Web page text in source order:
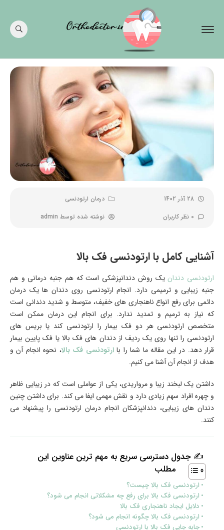
28 آذر 1402
درمان ارتودنسی
0 نظر کاربران
نوشته شده توسط admin
آشنایی کامل با ارتودنسی فک بالا
ارتودنسی دندانیک روش دندانپزشکی است که هم جنبه درمانی و هم
جنبه زیبایی و ترمیمی دارد. انجام ارتودنسی روی دندان ها یک درمان
دائمی برای رفع انواع ناهنجاری های خفیف، متوسط و شدید دندانی است
که نیاز به ترمیم و تمدید ندارد. برای انجام این درمان ممکن است
متخصص ارتودنسی هر دو فک بیمار را ارتودنسی کند یا بریس های
ارتودنسی را تنها روی یک ردیف از دندان های فک بالا یا فک پایین بیمار
قرار دهد. در این مقاله ما شما را باارتودنسی فک بالا، نحوه انجام آن و
هدف از انجام آن آشنا می کنیم.
داشتن یک لبخند زیبا و مرواریدی، یکی از عواملی است که در زیبایی ظاهر
و چهره افراد سهم زیادی دارد و نقش مهمی ایفا می کند. برای داشتن چنین
دندان های زیبایی، دندانپزشکان انجام درمان ارتودنسی را پیشنهاد می
کنند.
✍ جدول دسترسی سریع به مهم ترین عناوین این
مطلب
ارتودنسی فک بالا چیست؟
ارتودنسی فک بالا برای رفع چه مشکلاتی انجام می شود؟
دلایل ایجاد ناهنجاری فک بالا
ارتودنسی فک بالا چگونه انجام می شود؟
جابه‌ جایی فک بالا با ارتودنسی